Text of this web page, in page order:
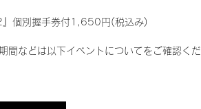
』個別握手券付1,650円(税込み)
間などは以下イベントについてをご確認くだ